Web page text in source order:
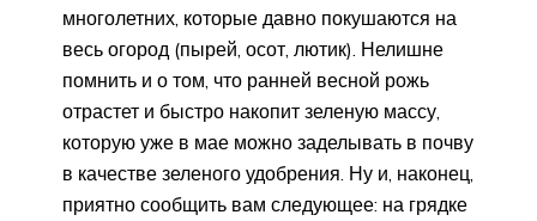
многолетних, которые давно покушаются на
весь огород (пырей, осот, лютик). Нелишне
помнить и о том, что ранней весной рожь
отрастет и быстро накопит зеленую массу,
которую уже в мае можно заделывать в почву
в качестве зеленого удобрения. Ну и, наконец,
приятно сообщить вам следующее: на грядке